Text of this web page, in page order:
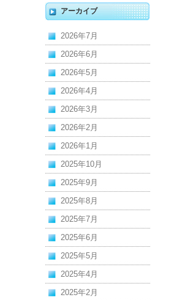
アーカイブ
2026年7月
2026年6月
2026年5月
2026年4月
2026年3月
2026年2月
2026年1月
2025年10月
2025年9月
2025年8月
2025年7月
2025年6月
2025年5月
2025年4月
2025年2月